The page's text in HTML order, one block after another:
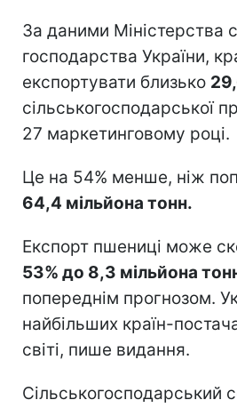
За даними Міністерства
господарства України,
експортувати близько
сільськогосподарської
27 маркетинговому році.
Це на 54% менше, ніж
64,4 мільйона тонн.
Експорт пшениці може
53% до 8,3 мільйона
попереднім прогнозом.
найбільших країн-
світі, пише видання.
Сільськогосподарський